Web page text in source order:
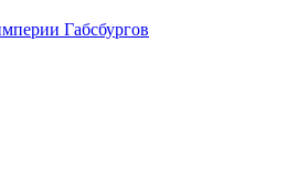
Габсбургов